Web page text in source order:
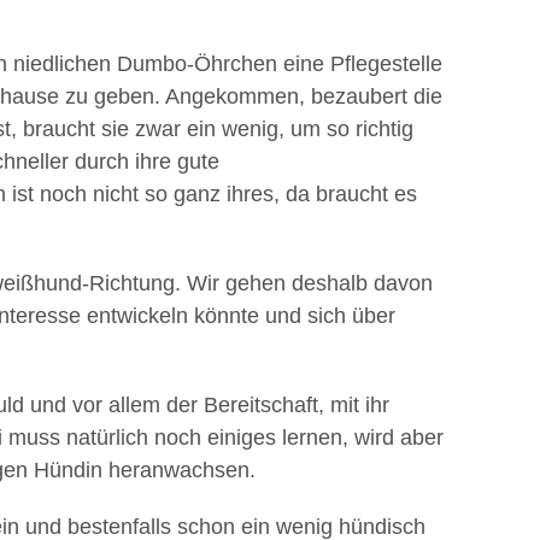
niedlichen Dumbo-Öhrchen eine Pflegestelle
zu geben. Angekommen, bezaubert die
braucht sie zwar ein wenig, um so richtig
durch ihre gute
noch nicht so ganz ihres, da braucht es
Richtung. Wir gehen deshalb davon
entwickeln könnte und sich über
und vor allem der Bereitschaft, mit ihr
natürlich noch einiges lernen, wird aber
Hündin heranwachsen.
und bestenfalls schon ein wenig hündisch